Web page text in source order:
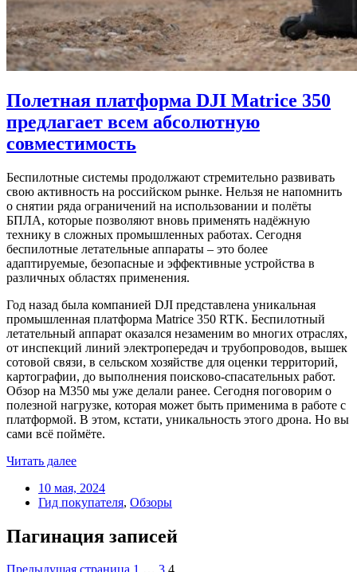
Полетная платформа DJI Matrice 350
предлагает всем абсолютную
совместимость
Беспилотные системы продолжают стремительно развивать
свою активность на российском рынке. Нельзя не напомнить
о снятии ряда ограничений на использовании и полёты
БПЛА, которые позволяют вновь применять надёжную
технику в сложных промышленных работах. Сегодня
беспилотные летательные аппараты – это более
адаптируемые, безопасные и эффективные устройства в
различных областях применения.
Год назад была компанией DJI представлена уникальная
промышленная платформа Matrice 350 RTK. Беспилотный
летательный аппарат оказался незаменим во многих отраслях,
от инспекций линий электропередач и трубопроводов, вышек
сотовой связи, в сельском хозяйстве для оценки территорий,
картографии, до выполнения поисково-спасательных работ.
Обзор на M350 мы уже делали ранее. Сегодня поговорим о
полезной нагрузке, которая может быть применима в работе с
платформой. В этом, кстати, уникальность этого дрона. Но вы
сами всё поймёте.
Читать далее
10 мая, 2024
Гид покупателя, Обзоры
Пагинация записей